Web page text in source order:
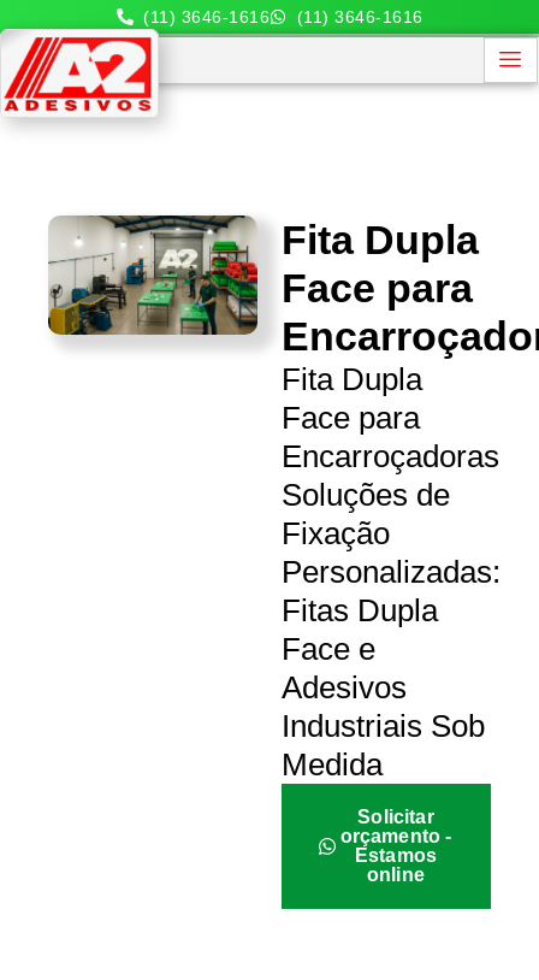
(11) 3646-1616 (11) 3646-1616
Fita Dupla
Face para
Fita Dupla
Face para
Encarroçadoras
Soluções de
Fixação
Personalizadas:
Fitas Dupla
Face e
Adesivos
Industriais Sob
Medida
Solicitar
orçamento -
Estamos
online